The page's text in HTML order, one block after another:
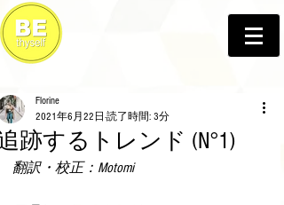
跡するトレンド (N°1)
Florine
2021年6月22日 読了時間: 3分
翻訳・校正：Motomi